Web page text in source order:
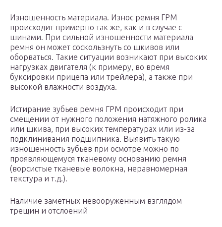
Изношенность материала. Износ ремня ГРМ
происходит примерно так же, как и в случае с
шинами. При сильной изношенности материала
ремня он может соскользнуть со шкивов или
оборваться. Такие ситуации возникают при высоких
нагрузках двигателя (к примеру, во время
буксировки прицепа или трейлера), а также при
высокой влажности воздуха.
Истирание зубьев ремня ГРМ происходит при
смещении от нужного положения натяжного ролика
или шкива, при высоких температурах или из-за
подклинивания подшипника. Выявить такую
изношенность зубьев при осмотре можно по
проявляющемуся тканевому основанию ремня
(ворсистые тканевые волокна, неравномерная
текстура и т.д.).
Наличие заметных невооруженным взглядом
трещин и отслоений